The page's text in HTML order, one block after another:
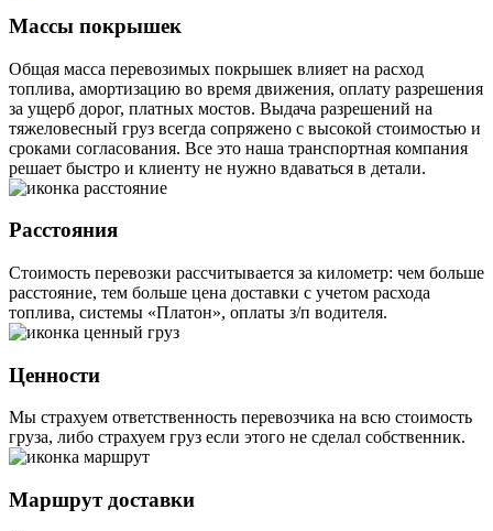
Массы покрышек
Общая масса перевозимых покрышек влияет на расход
топлива, амортизацию во время движения, оплату разрешения
за ущерб дорог, платных мостов. Выдача разрешений на
тяжеловесный груз всегда сопряжено с высокой стоимостью и
сроками согласования. Все это наша транспортная компания
решает быстро и клиенту не нужно вдаваться в детали.
Расстояния
Стоимость перевозки рассчитывается за километр: чем больше
расстояние, тем больше цена доставки с учетом расхода
топлива, системы «Платон», оплаты з/п водителя.
Ценности
Мы страхуем ответственность перевозчика на всю стоимость
груза, либо страхуем груз если этого не сделал собственник.
Маршрут доставки